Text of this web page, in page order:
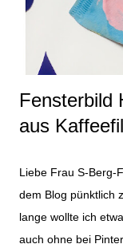
lizenzfrei) und dem
sah das Kostüm
zusätzlich zu den
Fensterbild
aus
Liebe Frau S-Berg-
dem Blog pünktlich
lange wollte ich
auch ohne bei